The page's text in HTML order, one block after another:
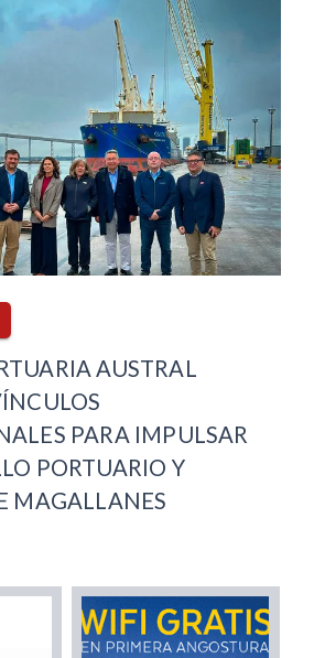
AUSTRAL
PARA IMPULSAR
PORTUARIO Y
MAGALLANES